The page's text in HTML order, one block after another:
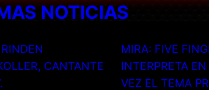
NOTICIAS
CANTANTE
MIRA: FIVE
INTERPRETA
VEZ EL TEMA